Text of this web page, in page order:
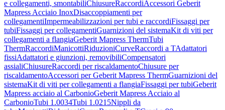
e collegamenti, smontabiliChiusureRaccordiAccessori Geberit
Mapress Acciaio InoxDisaccoppiamenti per
collegamentiImpermeabilizzazioni per tubi e raccordiFissaggi per
tubiFissaggi per collegamentiGuarnizioni del sistemaKit di viti per
collegamenti a flangiaGeberit Mapress ThermTubi
ThermRaccordiManicottiRiduzioniCurveRaccordi a TAdattatori
fissiAdattatori e giunzioni, removibiliCompensatori
assialiChiusureRaccordi per riscaldamentoChiusure per
riscaldamentoAccessori per Geberit Mapress ThermGuarnizioni del
sistemaKit di viti per collegamenti a flangiaFissaggi per tubiGeberit
Mapress acciaio al CarbonioGeberit Mapress Acciaio al
CarbonioTubi 1.0034Tubi 1.0215Nippli da